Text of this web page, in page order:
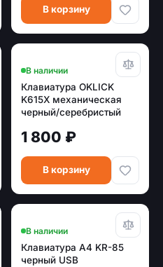
В корзину
В наличии
Клавиатура OKLICK
K615X механическая
черный/серебристый
(1934413)
1 800 ₽
В корзину
В наличии
Клавиатура A4 KR-85
черный USB